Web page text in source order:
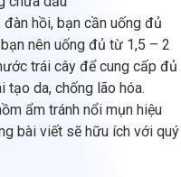
hồi, bạn cần uống đủ
nên uống đủ từ 1,5 – 2
trái cây để cung cấp đủ
tạo da, chống lão hóa.
ẩm tránh nổi mụn hiệu
bài viết sẽ hữu ích với quý